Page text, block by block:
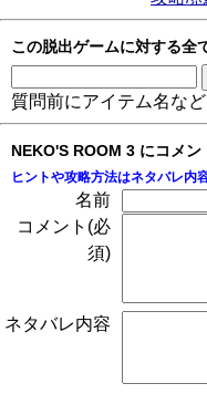
この脱出ゲームに対する全
質問前にアイテム名な
NEKO'S ROOM 3 にコメン
ヒントや攻略方法はネタバレ内
名前
コメント(必
須)
ネタバレ内容